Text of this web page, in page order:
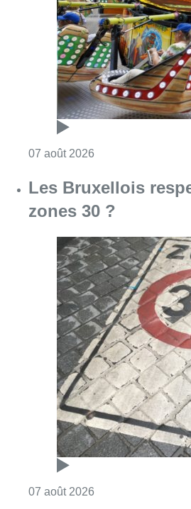
zones 30 ?
07 août 2026Consulter l'article
Deux mineurs
vol à main armée
commerce